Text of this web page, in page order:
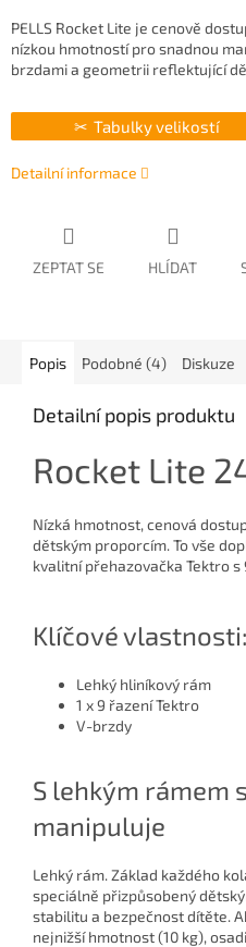
PELLS Rocket Lite je cenově
nízkou hmotností pro snadnou
brzdami a geometrii reflektující
Tabulky velikostí
Detailní informace
ZEPTAT SE HLÍDAT
Popis Podobné (4) Diskuze
Detailní popis produktu
Rocket Lite
Nízká hmotnost, cenová
dětským proporcím. To vše
kvalitní přehazovačka Tektro s
Klíčové vlastnosti:
Lehký hliníkový rám
1 x 9 řazení Tektro
V-brzdy
S lehkým rámem
manipuluje
Lehký rám. Základ každého
speciálně přizpůsobený
stabilitu a bezpečnost dítěte.
nejnižší hmotnost (10 kg),